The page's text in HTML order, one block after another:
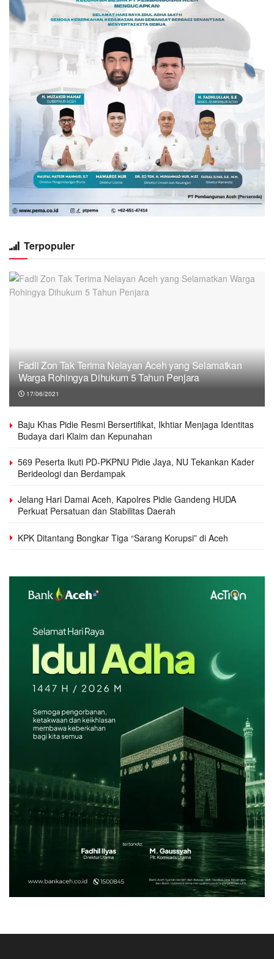
Terpopuler
Fadli Zon Tak Terima Nelayan Aceh yang Selamatkan
Warga Rohingya Dihukum 5 Tahun Penjara
17/06/2021
Baju Khas Pidie Resmi Bersertifikat, Ikhtiar Menjaga Identitas
Budaya dari Klaim dan Kepunahan
569 Peserta Ikuti PD-PKPNU Pidie Jaya, NU Tekankan Kader
Berideologi dan Berdampak
Jelang Hari Damai Aceh, Kapolres Pidie Gandeng HUDA
Perkuat Persatuan dan Stabilitas Daerah
KPK Ditantang Bongkar Tiga “Sarang Korupsi” di Aceh